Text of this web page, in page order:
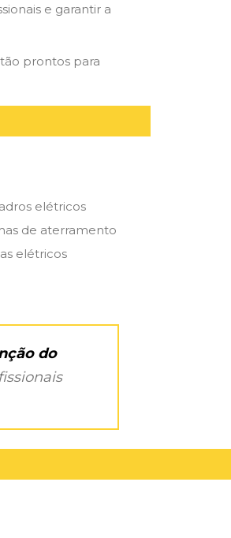
e garantir a
prontos para
elétricos
de aterramento
elétricos
do